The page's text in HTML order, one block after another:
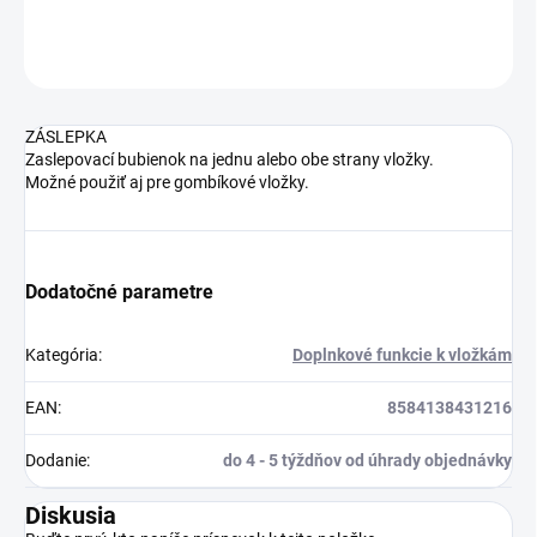
ZÁSLEPKA
Zaslepovací bubienok na jednu alebo obe strany vložky.
Možné použiť aj pre gombíkové vložky.
Dodatočné parametre
Kategória: Doplnkové funkcie k vložkám
EAN: 8584138431216
Dodanie: do 4 - 5 týždňov od úhrady objednávky
Diskusia